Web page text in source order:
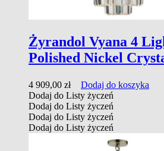
Żyrandol Vyana 4
Polished Nickel
4 909,00 zł
Dodaj do koszyka
Dodaj do Listy życzeń
Dodaj do Listy życzeń
Dodaj do Listy życzeń
Dodaj do Listy życzeń